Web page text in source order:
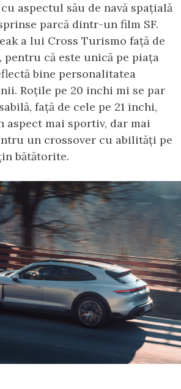
aspectul său de navă spațială
parcă dintr-un film SF.
a lui Cross Turismo față de
pentru că este unică pe piața
bine personalitatea
Roțile pe 20 inchi mi se par
față de cele pe 21 inchi,
aspect mai sportiv, dar mai
un crossover cu abilități pe
bătătorite.